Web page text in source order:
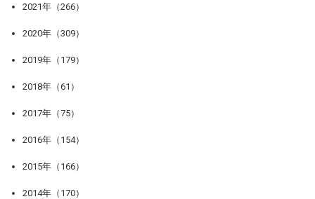
2021年（266）
2020年（309）
2019年（179）
2018年（61）
2017年（75）
2016年（154）
2015年（166）
2014年（170）